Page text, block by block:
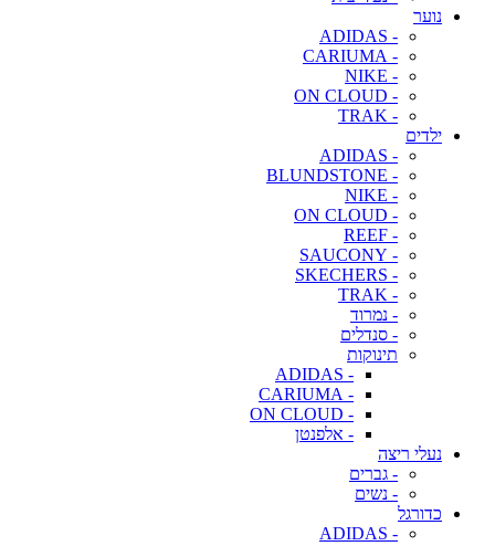
נוער
- ADIDAS
- CARIUMA
- NIKE
- ON CLOUD
- TRAK
ילדים
- ADIDAS
- BLUNDSTONE
- NIKE
- ON CLOUD
- REEF
- SAUCONY
- SKECHERS
- TRAK
- נמרוד
- סנדלים
תינוקות
- ADIDAS
- CARIUMA
- ON CLOUD
- אלפנטן
נעלי ריצה
- גברים
- נשים
כדורגל
- ADIDAS